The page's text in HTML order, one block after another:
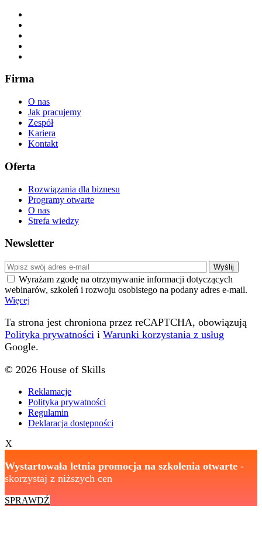
Firma
O nas
Jak pracujemy
Zespół
Kariera
Kontakt
Oferta
Rozwiązania dla biznesu
Programy otwarte
O nas
Strefa wiedzy
Newsletter
Wyrażam zgodę na otrzymywanie informacji dotyczących
webinarów, szkoleń i rozwoju osobistego na podany adres e-mail.
Więcej
Ta strona jest chroniona przez reCAPTCHA, obowiązują
Polityka prywatności i Warunki korzystania z usług
Google.
© 2026 House of Skills
Reklamacje
Polityka prywatności
Regulamin
Deklaracja dostępności
X
Wystartowała letnia promocja na szkolenia otwarte -
skorzystaj z niższych cen
SPRAWDŹ